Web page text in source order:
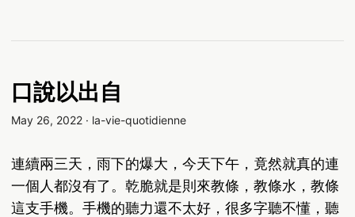
口說以出自
May 26, 2022 · la-vie-quotidienne
連續兩三天，雨下的爆大，今天下午，竟然就真的連
一個人都沒有了。乾脆就是則來教條，教條水，教條
這支手機。手機的聽力還不太好，很多字聽不懂，聽